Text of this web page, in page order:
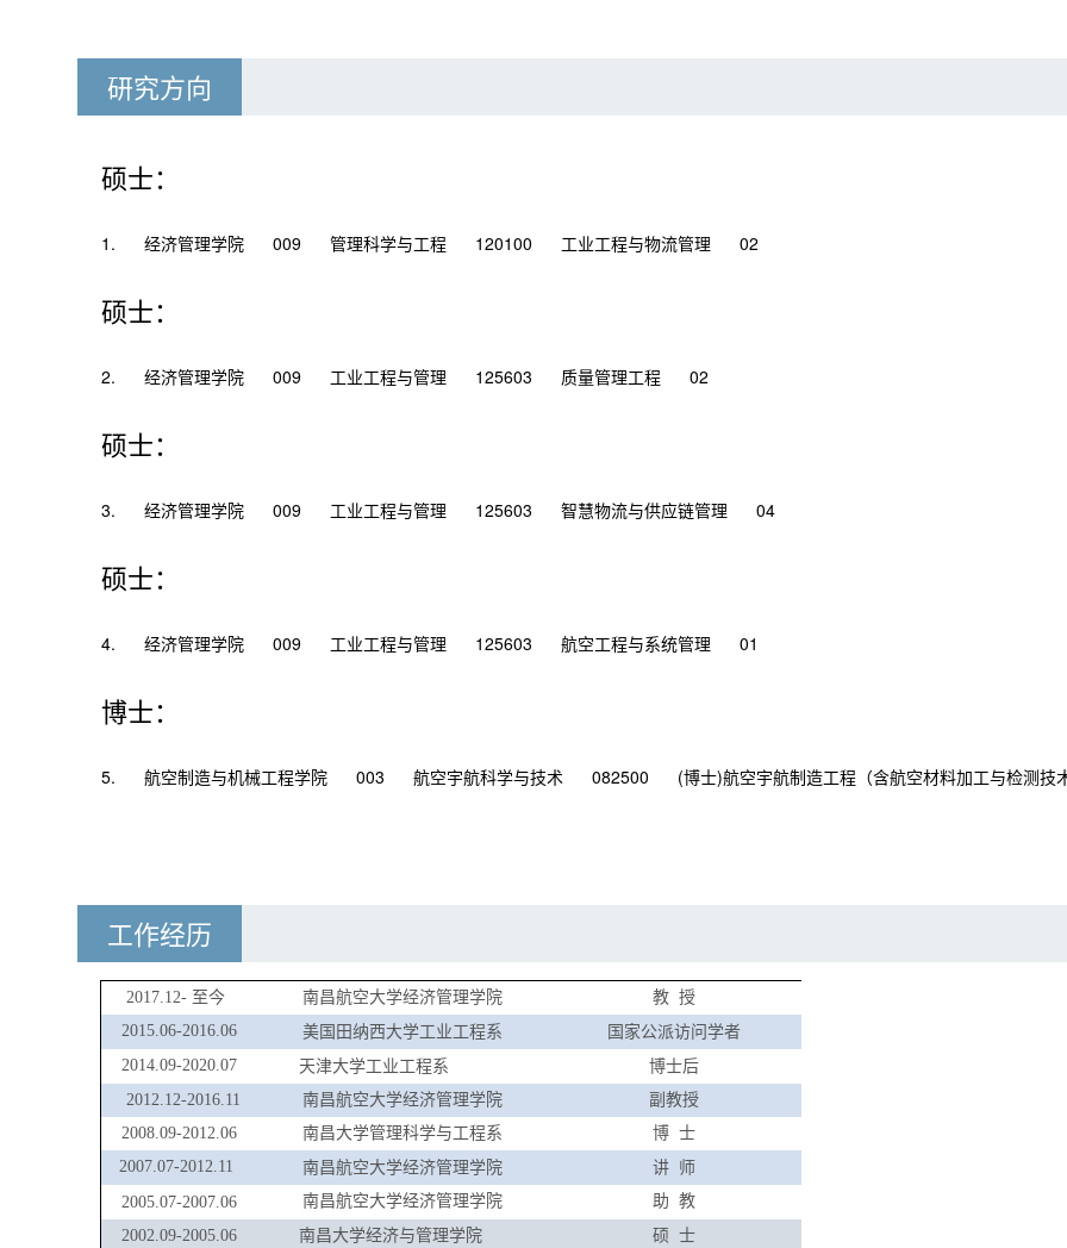
研究方向
硕士：
1. 经济管理学院 009 管理科学与工程 120100 工业工程与物流管理 02
硕士：
2. 经济管理学院 009 工业工程与管理 125603 质量管理工程 02
硕士：
3. 经济管理学院 009 工业工程与管理 125603 智慧物流与供应链管理 04
硕士：
4. 经济管理学院 009 工业工程与管理 125603 航空工程与系统管理 01
博士：
5. 航空制造与机械工程学院 003 航空宇航科学与技术 082500 (博士)航空宇航制造工程（含航空材料加工与检测技术
工作经历
2017.12- 至今 南昌航空大学经济管理学院 教 授
2015.06-2016.06
美国田纳西大学工业工程系
国家公派访问学者
2014.09-2020.07
天津大学工业工程系
博士后
2012.12-2016.11
南昌航空大学经济管理学院
副教授
2008.09-2012.06
南昌大学管理科学与工程系 博 士
2007.07-2012.11
南昌航空大学经济管理学院 讲 师
2005.07-2007.06
南昌航空大学经济管理学院 助
教
2002.09-2005.06
南昌大学经济与管理学院 硕
士